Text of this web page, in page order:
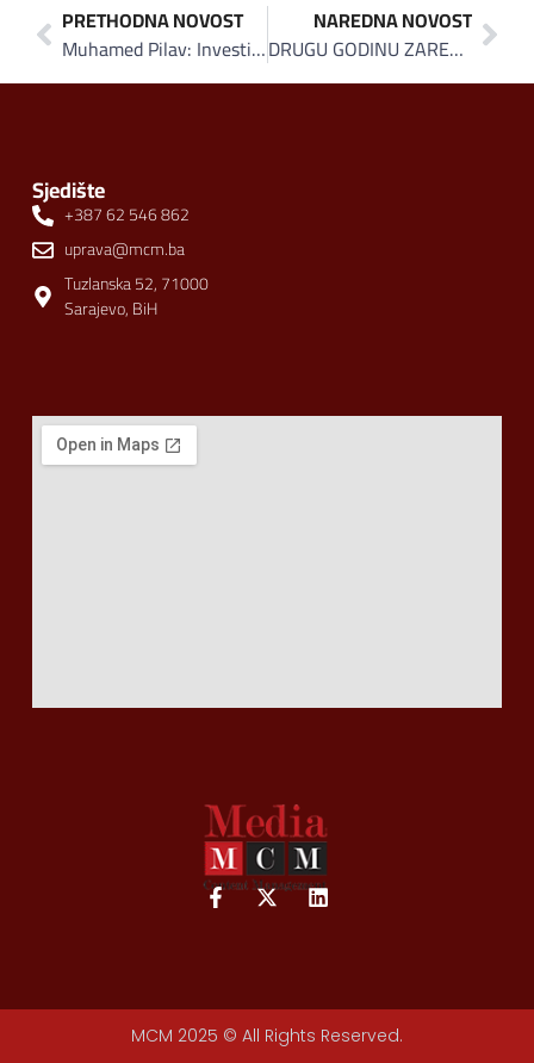
PRETHODNA NOVOST
Muhamed Pilav: Investiranje u znanje osnov za opstanak Bosne i Hercegovine
NAREDNA NOVOST
DRUGU GODINU ZAREDOM TREĆA GIMNAZIJA SARAJEVO BIT ĆE DOMAĆIN UČENICIMA IZ JAPANA
Sjedište
+387 62 546 862
uprava@mcm.ba
Tuzlanska 52, 71000
Sarajevo, BiH
MCM 2025 © All Rights Reserved.